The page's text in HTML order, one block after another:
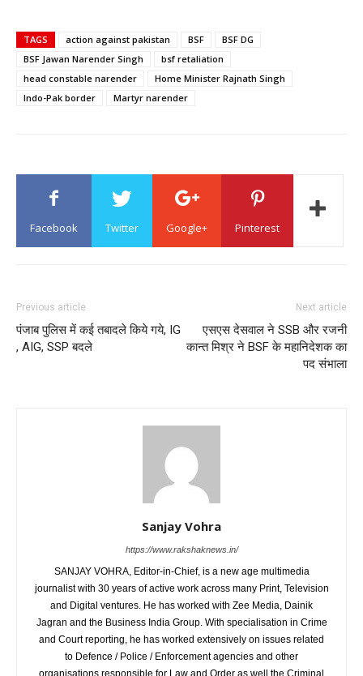
TAGS action against pakistan BSF
BSF DG
BSF Jawan Narender Singh
bsf retaliation
head constable narender
Home Minister Rajnath Singh
Indo-Pak border
Martyr narender
Facebook Twitter Google+ Pinterest
Previous article
पंजाब पुलिस में कई तबादले किये गये, IG
, AIG, SSP बदले
Next article
एसएस देसवाल ने SSB और रजनी
कान्त मिश्र ने BSF के महानिदेशक का
पद संभाला
Sanjay Vohra
https://www.rakshaknews.in/
SANJAY VOHRA, Editor-in-Chief, is a new age multimedia
journalist with 30 years of active work across many Print, Television
and Digital ventures. He has worked with Zee Media, Dainik
Jagran and the Business India Group. With specialisation in Crime
and Court reporting, he has worked extensively on issues related
to Defence / Police / Enforcement agencies and other